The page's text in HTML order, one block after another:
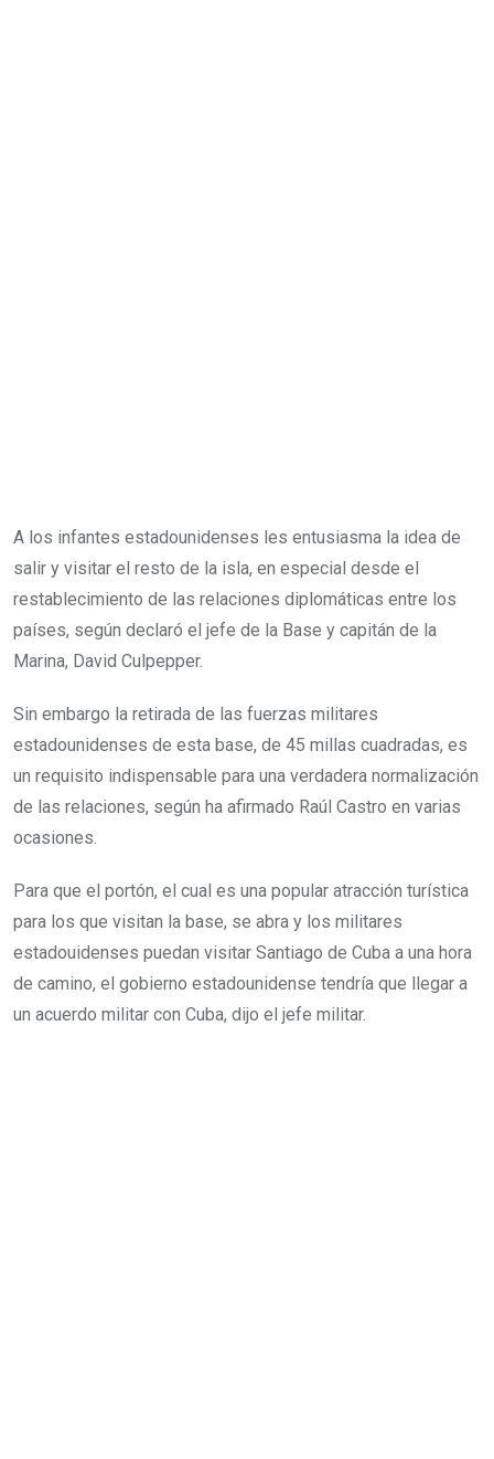
A los infantes estadounidenses les entusiasma la idea de
salir y visitar el resto de la isla, en especial desde el
restablecimiento de las relaciones diplomáticas entre los
países, según declaró el jefe de la Base y capitán de la
Marina, David Culpepper.
Sin embargo la retirada de las fuerzas militares
estadounidenses de esta base, de 45 millas cuadradas, es
un requisito indispensable para una verdadera normalización
de las relaciones, según ha afirmado Raúl Castro en varias
ocasiones.
Para que el portón, el cual es una popular atracción turística
para los que visitan la base, se abra y los militares
estadouidenses puedan visitar Santiago de Cuba a una hora
de camino, el gobierno estadounidense tendría que llegar a
un acuerdo militar con Cuba, dijo el jefe militar.